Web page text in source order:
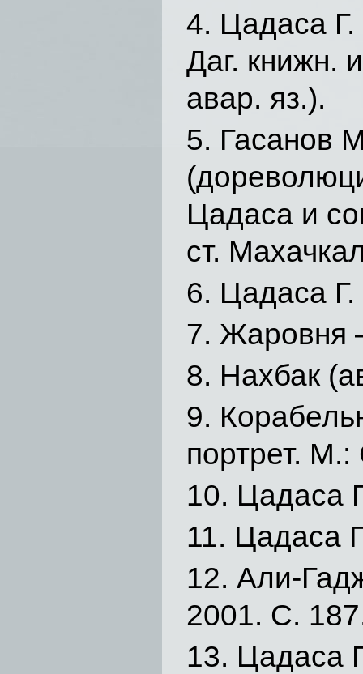
Цадаса
Даг. книжн.
авар. яз.).
Гасанов
Цадаса и
ст.
Цадаса
Жаровня
Нахбак
портрет.
Цадаса
Цадаса
Али-
2001. С.
Цадаса